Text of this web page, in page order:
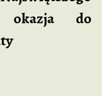
okazja do